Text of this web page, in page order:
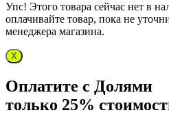
Упс! Этого товара сейчас нет в
оплачивайте товар, пока не
менеджера магазина.
X
Оплатите с Долями
только 25%